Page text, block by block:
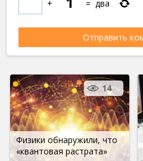
+ = два
Физики обнаружили, что
«квантовая растрата»
14